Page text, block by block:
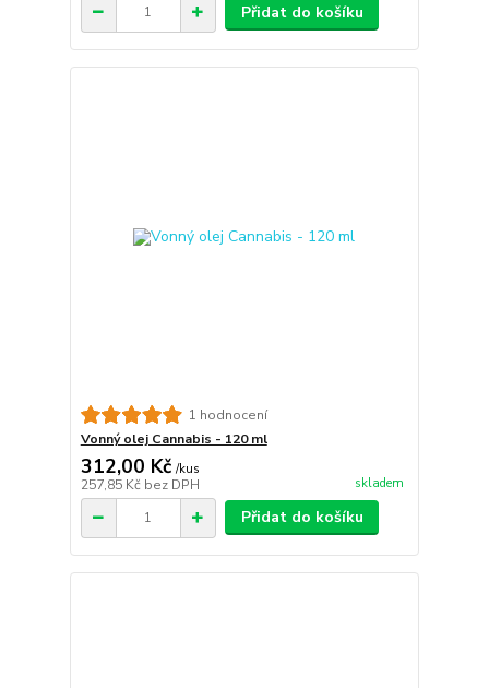
Přidat do košíku
1 hodnocení
Vonný olej Cannabis - 120 ml
312,00 Kč /kus
257,85 Kč bez DPH skladem
Přidat do košíku